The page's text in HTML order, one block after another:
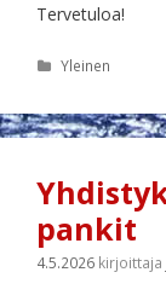
Tervetuloa!
Kategoriat
Yleinen
pankit
4.5.2026 kirjoittaja